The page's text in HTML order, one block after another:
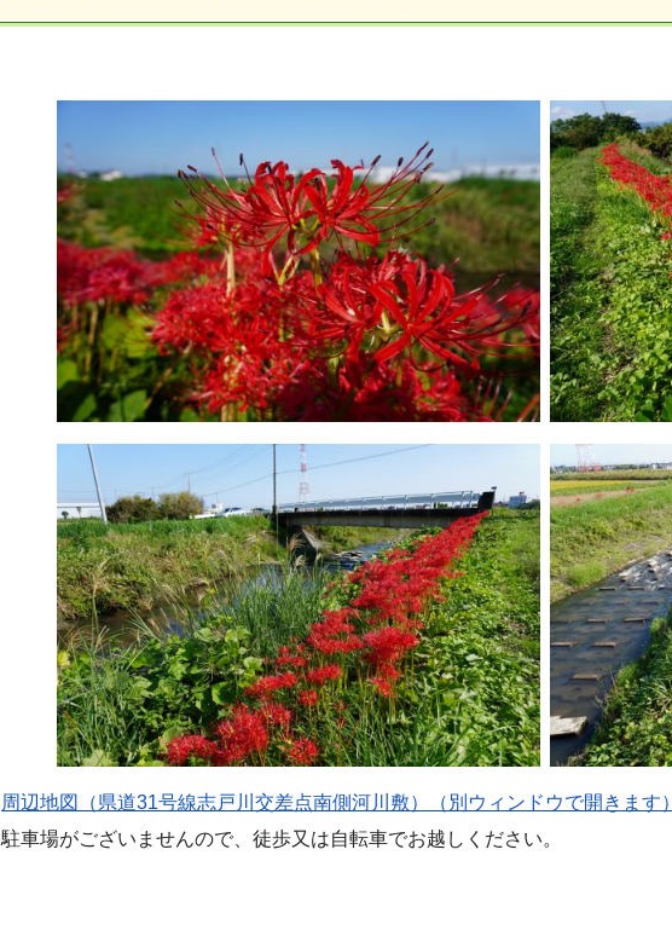
周辺地図（県道31号線志戸川交差点南側河川敷）（別ウィンドウで開きます）
駐車場がございませんので、徒歩又は自転車でお越しください。